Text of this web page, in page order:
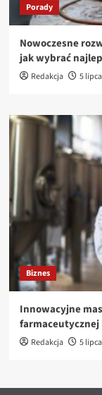
Porady
Nowoczesne
jak wybrać
Redakcja 5
Biznes
Innowacyjne
farmaceutycznej
Redakcja 5